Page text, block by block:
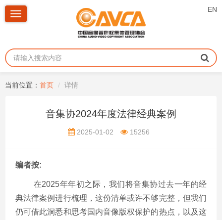
EN
Toggle
当前位置： 首页 详情
音集协2024年度法律经典案例
2025-01-02 15256
编者按:
在2025年年初之际，我们将音集协过去一年的经
典法律案例进行梳理，这份清单或许不够完整，但我们
仍可借此洞悉和思考国内音像版权保护的热点，以及这